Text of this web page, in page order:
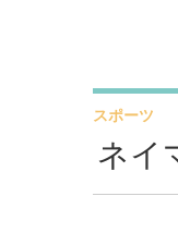
ネイ
スポーツ